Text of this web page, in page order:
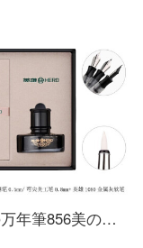
英雄の万年筆856美の密画の曲がった先のスピン帽の古いタイプの経典の学生は押し型で墨を吸い込んで曲がった書道のペンを訓練して字の硬いペンの学生専用の教師を訓練して作業のインクのペンの黒色+1080金属の灰色の柔らかいペンを添削します。